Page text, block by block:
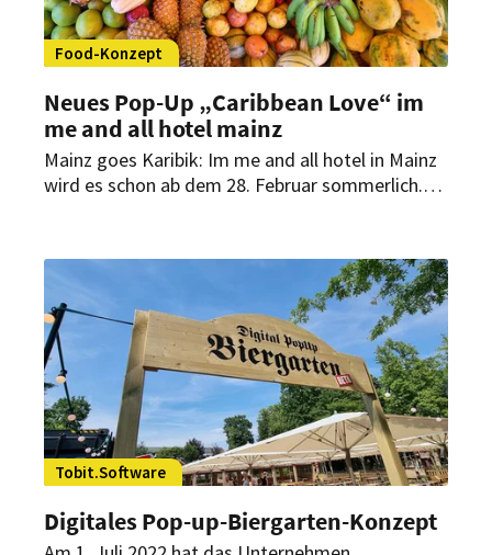
Food-Konzept
Neues Pop-Up „Caribbean Love“ im
me and all hotel mainz
Mainz goes Karibik: Im me and all hotel in Mainz
wird es schon ab dem 28. Februar sommerlich.
Unternehmen „Schiller 9“ eine karibische
Stimmung in das Boutique-Hotel.
Tobit.Software
Digitales Pop-up-Biergarten-Konzept